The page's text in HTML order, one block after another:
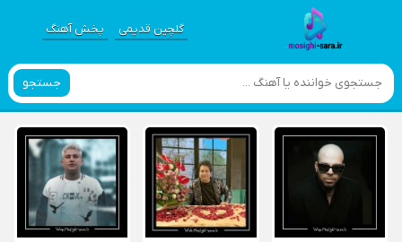
گلچین قدیمی پخش آهنگ
جستجو